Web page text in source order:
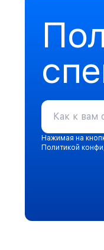
Нажимая на
Политикой